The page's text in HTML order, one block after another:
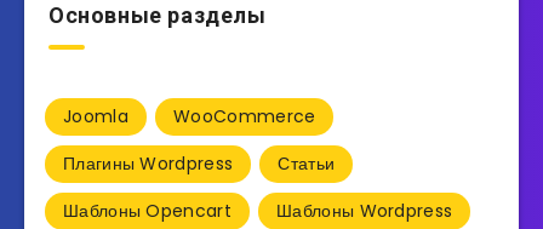
Основные разделы
Joomla
WooCommerce
Плагины Wordpress
Статьи
Шаблоны Opencart
Шаблоны Wordpress